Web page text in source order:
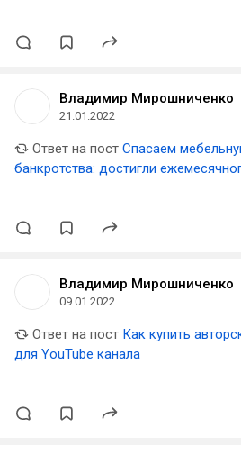
Владимир Мирошниченко
21.01.2022
Ответ на пост Спасаем
банкротства: достигли
Владимир Мирошниченко
09.01.2022
Ответ на пост Как купить
для YouTube канала